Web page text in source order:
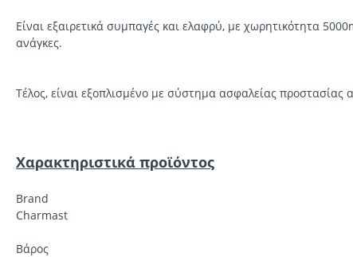
Είναι εξαιρετικά συμπαγές και ελαφρύ, με χωρητικότητα
ανάγκες.
Τέλος, είναι εξοπλισμένο με σύστημα ασφαλείας
Χαρακτηριστικά προϊόντος
Brand
Charmast
Βάρος